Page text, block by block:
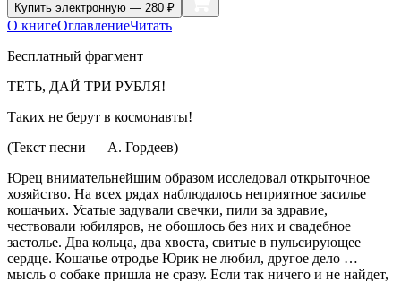
Купить электронную — 280 ₽
О книгеОглавлениеЧитать
Бесплатный фрагмент
ТЕТЬ, ДАЙ ТРИ РУБЛЯ!
Таких не берут в космонавты!
(Текст песни — А. Гордеев)
Юрец внимательнейшим образом исследовал открыточное
хозяйство. На всех рядах наблюдалось неприятное засилье
кошачьих. Усатые задували свечки, пили за здравие,
чествовали юбиляров, не обошлось без них и свадебное
застолье. Два кольца, два хвоста, свитые в пульсирующее
сердце. Кошачье отродье Юрик не любил, другое дело … —
мысль о собаке пришла не сразу. Если так ничего и не найдет,